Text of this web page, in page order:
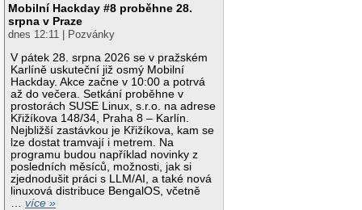
Mobilní Hackday #8 proběhne 28.
srpna v Praze
dnes 12:11 | Pozvánky
V pátek 28. srpna 2026 se v pražském
Karlíně uskuteční již osmý Mobilní
Hackday. Akce začne v 10:00 a potrvá
až do večera. Setkání proběhne v
prostorách SUSE Linux, s.r.o. na adrese
Křižíkova 148/34, Praha 8 – Karlín.
Nejbližší zastávkou je Křižíkova, kam se
lze dostat tramvají i metrem. Na
programu budou například novinky z
posledních měsíců, možnosti, jak si
zjednodušit práci s LLM/AI, a také nová
linuxová distribuce BengalOS, včetně
…více »